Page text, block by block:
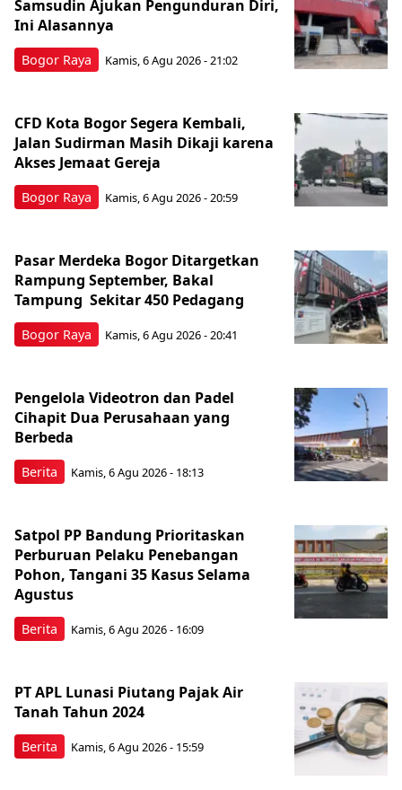
Bogor Raya
Samsudin Ajukan Pengunduran Diri,
Ini Alasannya
Kamis, 6 Agu 2026 - 21:02
Bogor Raya
CFD Kota Bogor Segera Kembali,
Jalan Sudirman Masih Dikaji karena
Akses Jemaat Gereja
Kamis, 6 Agu 2026 - 20:59
Bogor Raya
Pasar Merdeka Bogor Ditargetkan
Rampung September, Bakal
Tampung Sekitar 450 Pedagang
Kamis, 6 Agu 2026 - 20:41
Berita
Pengelola Videotron dan Padel
Cihapit Dua Perusahaan yang
Berbeda
Kamis, 6 Agu 2026 - 18:13
Berita
Satpol PP Bandung Prioritaskan
Perburuan Pelaku Penebangan
Pohon, Tangani 35 Kasus Selama
Agustus
Kamis, 6 Agu 2026 - 16:09
Berita
PT APL Lunasi Piutang Pajak Air
Tanah Tahun 2024
Kamis, 6 Agu 2026 - 15:59